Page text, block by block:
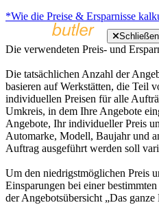
*Wie die Preise & Ersparnisse
Schließen
Die verwendeten Preis- und
Die tatsächlichen Anzahl der
basieren auf Werkstätten, die Teil
individuellen Preisen für alle
Umkreis, in dem Ihre Angebote
Angebote, Ihr individueller Preis
Automarke, Modell, Baujahr und
Auftrag ausgeführt werden soll
Um den niedrigstmöglichen Preis
Einsparungen bei einer
der Angebotsübersicht „Das